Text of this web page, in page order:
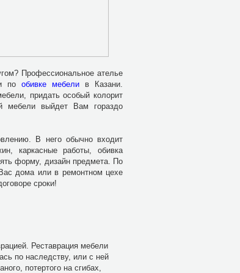
Профессиональное ателье
по обивке мебелив Казани.
придать особый колорит
мебели выйдет Вам гораздо
В него обычно входит
каркасные работы, обивка
форму, дизайн предмета. По
дома или в ремонтном цехе
сроки!
Реставрация мебели
по наследству, или с ней
потертого на сгибах,